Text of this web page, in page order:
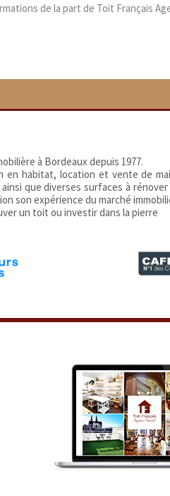
de la part de Toit Français
à Bordeaux depuis 1977.
en habitat, location et vente de
que diverses surfaces à
son expérience du marché
un toit ou investir dans la pierre